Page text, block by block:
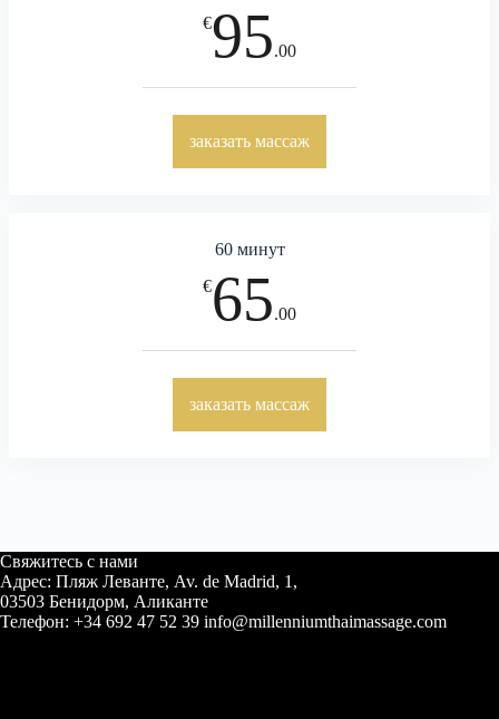
€95.00
заказать массаж
60 минут
€65.00
заказать массаж
Свяжитесь с нами
Адрес: Пляж Леванте, Av. de Madrid, 1,
03503 Бенидорм, Аликанте
Телефон: +34 692 47 52 39 info@millenniumthaimassage.com